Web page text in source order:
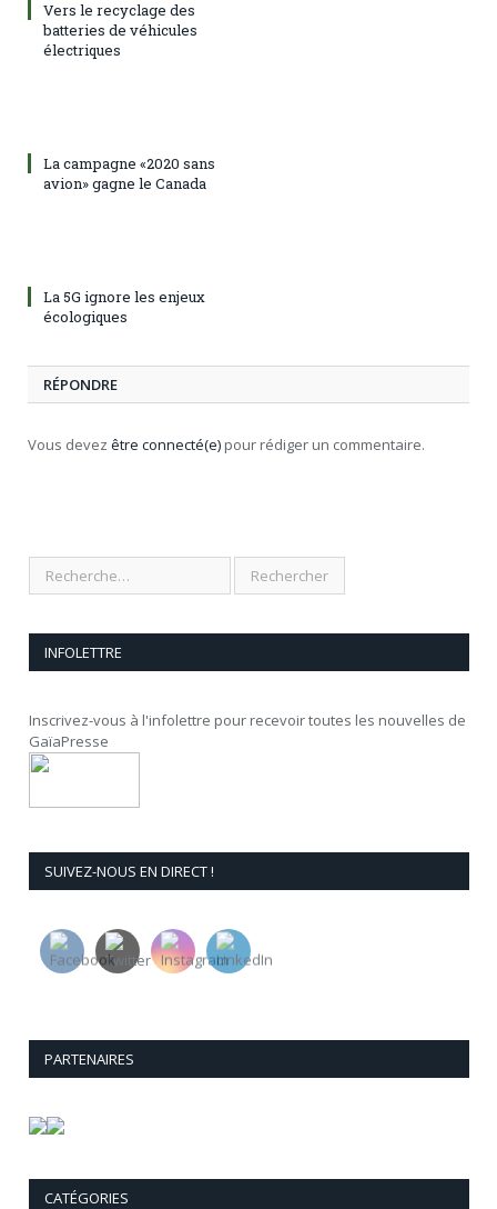
Vers le recyclage des
batteries de véhicules
électriques
La campagne «2020 sans
avion» gagne le Canada
La 5G ignore les enjeux
écologiques
RÉPONDRE
Vous devez être connecté(e) pour rédiger un commentaire.
INFOLETTRE
Inscrivez-vous à l'infolettre pour recevoir toutes les nouvelles de
GaïaPresse
SUIVEZ-NOUS EN DIRECT !
PARTENAIRES
CATÉGORIES